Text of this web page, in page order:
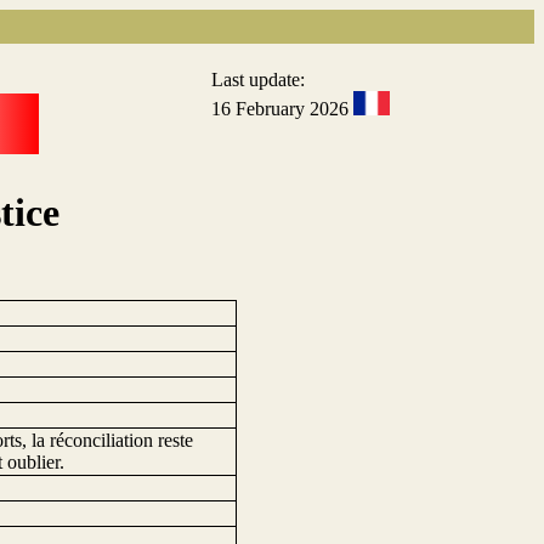
Last update:
16 February 2026
la réconciliation reste
oublier.